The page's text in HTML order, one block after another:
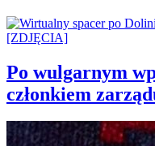
Po wulgarnym
członkiem